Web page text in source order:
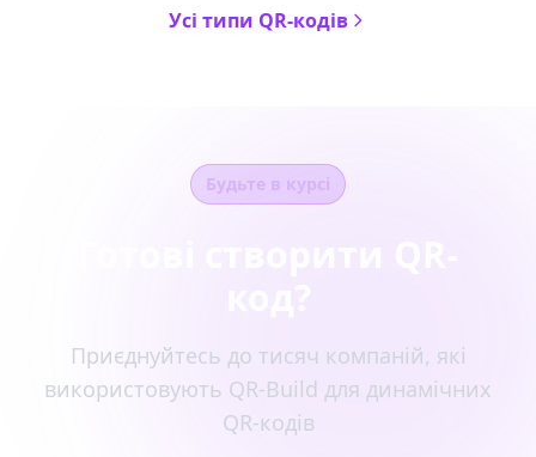
Усі типи QR-кодів
Будьте в курсі
Приєднуйтесь до тисяч компаній, які
використовують QR-Build для динамічних
QR-кодів